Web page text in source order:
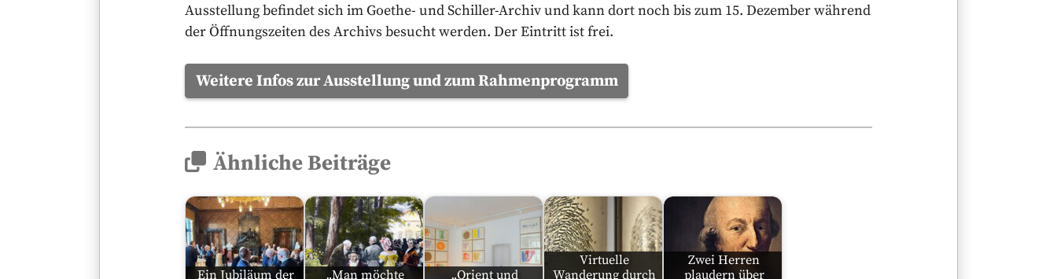
Ausstellung befindet sich im Goethe- und Schiller-Archiv und kann dort noch bis zum 15. Dezember während
der Öffnungszeiten des Archivs besucht werden. Der Eintritt ist frei.
Weitere Infos zur Ausstellung und zum Rahmenprogramm
Ähnliche Beiträge
Ein Jubiläum der
„Man möchte
„Orient und
Virtuelle
Wanderung durch
Zwei Herren
plaudern über